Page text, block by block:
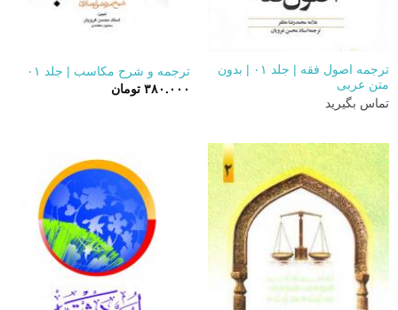
ترجمه اصول فقه | جلد ۰۱ | بدون
متن عربی
تماس بگیرید
ترجمه و شرح مکاسب | جلد ۰۱
۳۸۰.۰۰۰ تومان